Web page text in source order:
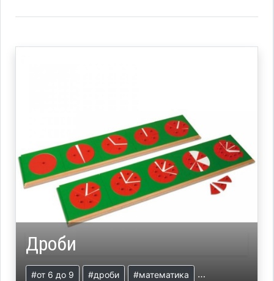
Дроби
#от 6 до 9 #дроби #математика #презентация